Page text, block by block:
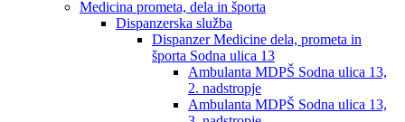
Medicina prometa, dela in športa
Dispanzerska služba
Dispanzer Medicine dela, prometa in
športa Sodna ulica 13
Ambulanta MDPŠ Sodna ulica 13,
2. nadstropje
Ambulanta MDPŠ Sodna ulica 13,